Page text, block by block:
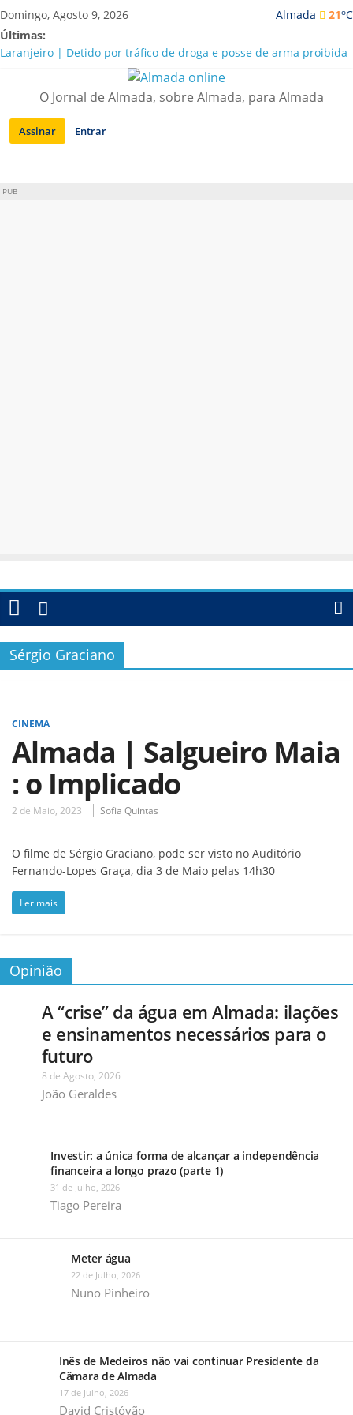
Saltar
para
conteúdo
Almada 21oC
Domingo, Agosto 9, 2026
Últimas:
Laranjeiro | Detido por tráfico de droga e posse de arma proibida
A “crise” da água em Almada: ilações e ensinamentos necessários
Costa da Caparica | Polícia Marítima e ASAE detectam
irregularidades em habitações e restaurantes
APA diz que falta de água em Almada “foi um problema de má
O Jornal de Almada, sobre Almada, para Almada
Assinar Entrar
PUB
Sérgio Graciano
CINEMA
Almada | Salgueiro Maia
: o Implicado
2 de Maio, 2023 Sofia Quintas
O filme de Sérgio Graciano, pode ser visto no Auditório
Fernando-Lopes Graça, dia 3 de Maio pelas 14h30
Ler mais
Opinião
A “crise” da água em Almada: ilações
e ensinamentos necessários para o
futuro
8 de Agosto, 2026
João Geraldes
Investir: a única forma de alcançar a independência
financeira a longo prazo (parte 1)
31 de Julho, 2026
Tiago Pereira
Meter água
22 de Julho, 2026
Nuno Pinheiro
Inês de Medeiros não vai continuar Presidente da
Câmara de Almada
17 de Julho, 2026
David Cristóvão